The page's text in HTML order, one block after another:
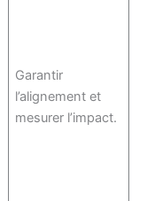
Garantir
l’alignement et
mesurer l’impact.